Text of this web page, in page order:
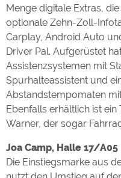
Menge digitale Extras,
optionale Zehn-Zoll-
Carplay, Android Auto
Driver Pal. Aufgerüstet
Assistenzsystemen mit
Spurhalteassistent und
Abstandstempomaten
Ebenfalls erhältlich ist
Warner, der sogar
Joa Camp, Halle 17/A05
Die Einstiegsmarke aus